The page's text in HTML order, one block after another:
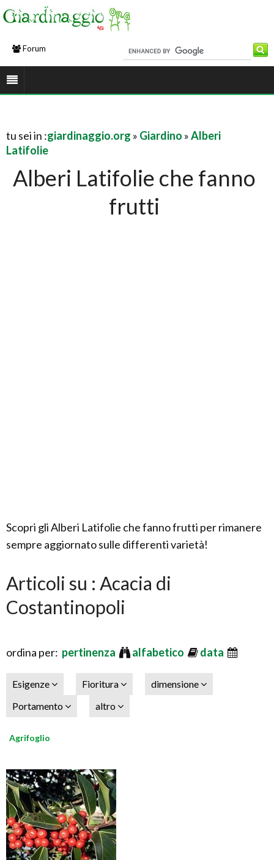
Forum
tu sei in :giardinaggio.org » Giardino »Alberi
Latifolie
Alberi Latifolie che fanno
frutti
Scopri gli Alberi Latifolie che fanno frutti per rimanere
sempre aggiornato sulle differenti varietà!
Articoli su : Acacia di
Costantinopoli
ordina per: pertinenza alfabetico data
Esigenze Fioritura
dimensione
Portamento
altro
Agrifoglio